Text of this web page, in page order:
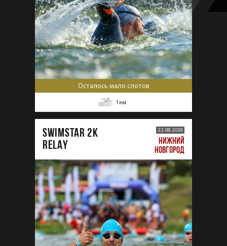
Осталось мало слотов
1 км
SWIMSTAR 2K
RELAY
22.08.2026
НИЖНИЙ
НОВГОРОД